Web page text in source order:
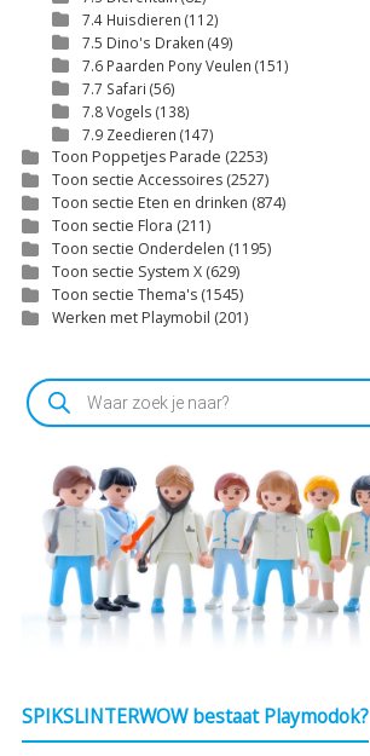
7.4 Huisdieren (112)
7.5 Dino's Draken (49)
7.6 Paarden Pony Veulen (151)
7.7 Safari (56)
7.8 Vogels (138)
7.9 Zeedieren (147)
Toon Poppetjes Parade (2253)
Toon sectie Accessoires (2527)
Toon sectie Eten en drinken (874)
Toon sectie Flora (211)
Toon sectie Onderdelen (1195)
Toon sectie System X (629)
Toon sectie Thema's (1545)
Werken met Playmobil (201)
Producten
zoeken
SPIKSLINTERWOW bestaat Playmodok?